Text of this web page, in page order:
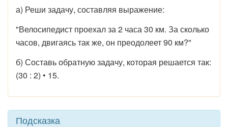
а) Реши задачу, составляя выражение:
"Велосипедист проехал за 2 часа 30 км. За сколько
часов, двигаясь так же, он преодолеет 90 км?"
б) Составь обратную задачу, которая решается так:
(30 : 2) • 15.
Подсказка